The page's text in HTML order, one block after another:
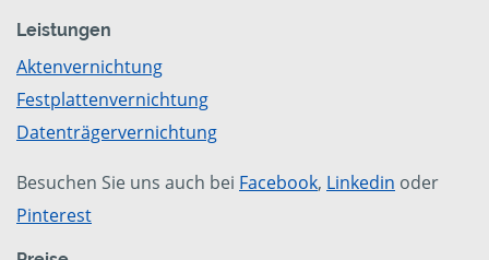
Leistungen
Aktenvernichtung
Festplattenvernichtung
Datenträgervernichtung
Besuchen Sie uns auch bei Facebook, Linkedin oder
Pinterest